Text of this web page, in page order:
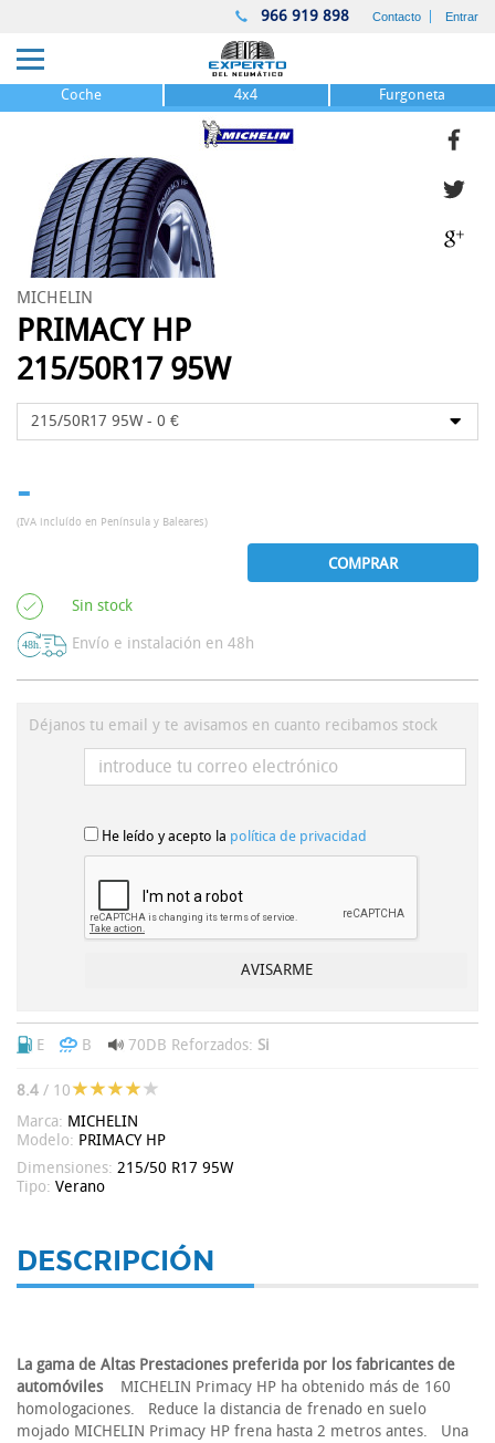
966 919 898 Contacto Entrar
Coche 4x4 Furgoneta
MICHELIN
PRIMACY HP
215/50R17 95W
-
(IVA incluído en Península y Baleares)
COMPRAR
Sin stock
Envío e instalación en 48h
Déjanos tu email y te avisamos en cuanto recibamos stock
He leído y acepto la política de privacidad
E B 70DB Reforzados: Si
8.4 / 10
Marca: MICHELIN
Modelo: PRIMACY HP
Dimensiones: 215/50 R17 95W
Tipo: Verano
DESCRIPCIÓN
La gama de Altas Prestaciones preferida por los fabricantes de
automóviles
MICHELIN Primacy HP ha obtenido más de 160
homologaciones. Reduce la distancia de frenado en suelo
mojado MICHELIN Primacy HP frena hasta 2 metros antes. Una